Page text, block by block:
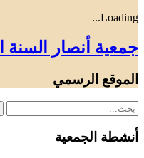
Loading...
جمعية أنصار السنة
الموقع الرسمي
أنشطة الجمعية